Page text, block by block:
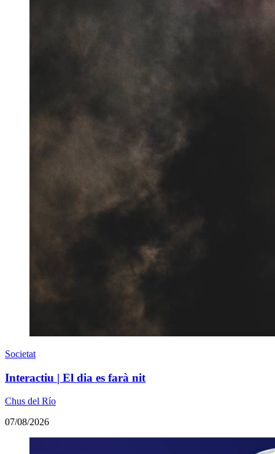
Societat
Interactiu | El dia es farà nit
Chus del Río
07/08/2026